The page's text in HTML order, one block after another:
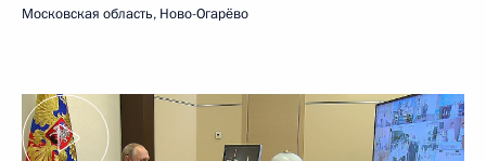
Московская область, Ново-Огарёво